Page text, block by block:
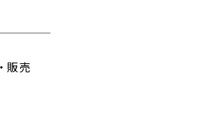
販売